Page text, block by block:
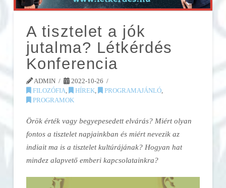
A tisztelet a jók
jutalma? Létkérdés
Konferencia
ADMIN
2022-10-26
FILOZÓFIA
HÍREK, PROGRAMAJÁNLÓ,
PROGRAMOK
Örök érték vagy begyepesedett elvárás? Miért olyan
fontos a tisztelet napjainkban és miért nevezik az
indiait ma is a tisztelet kultúrájának? Hogyan hat
mindez alapvető emberi kapcsolatainkra?